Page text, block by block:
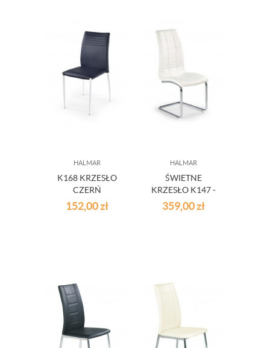
HALMAR
K168 KRZESŁO
CZERŃ
152,00zł
HALMAR
ŚWIETNE
KRZESŁO K147 -
KOLORY
359,00zł